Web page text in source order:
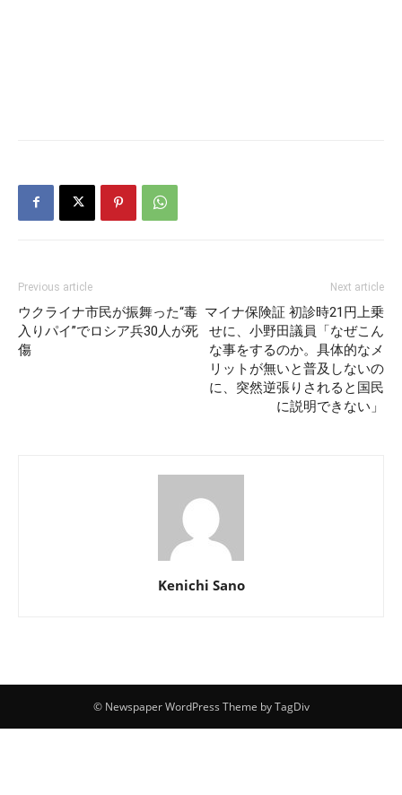
Previous article
ウクライナ市民が振舞った“毒
入りパイ”でロシア兵30人が死
傷
Next article
マイナ保険証 初診時21円上乗
せに、小野田議員「なぜこん
な事をするのか。具体的なメ
リットが無いと普及しないの
に、突然逆張りされると国民
に説明できない」
Kenichi Sano
© Newspaper WordPress Theme by TagDiv